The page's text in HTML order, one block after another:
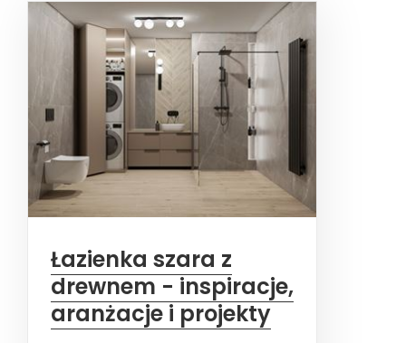
Łazienka szara z
drewnem - inspiracje,
aranżacje i projekty